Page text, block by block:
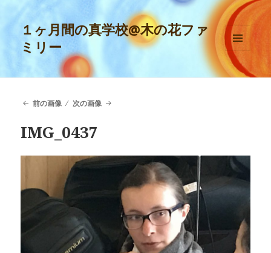
１ヶ月間の真学校@木の花ファ
ミリー
メニュ
ーとウ
ィジェ
前の画像
次の画像
IMG_0437